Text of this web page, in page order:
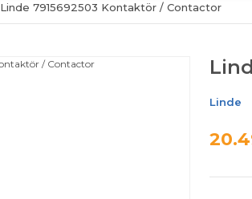
Linde 7915692503 Kontaktör / Contactor
Linde